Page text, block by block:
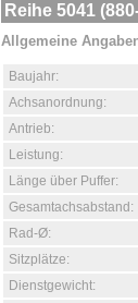
Reihe 5041
Allgemeine
Baujahr:
Achsanordnung:
Antrieb:
Leistung:
Länge über Puffer:
Gesamtachsabstand:
Rad-Ø:
Sitzplätze:
Dienstgewicht: